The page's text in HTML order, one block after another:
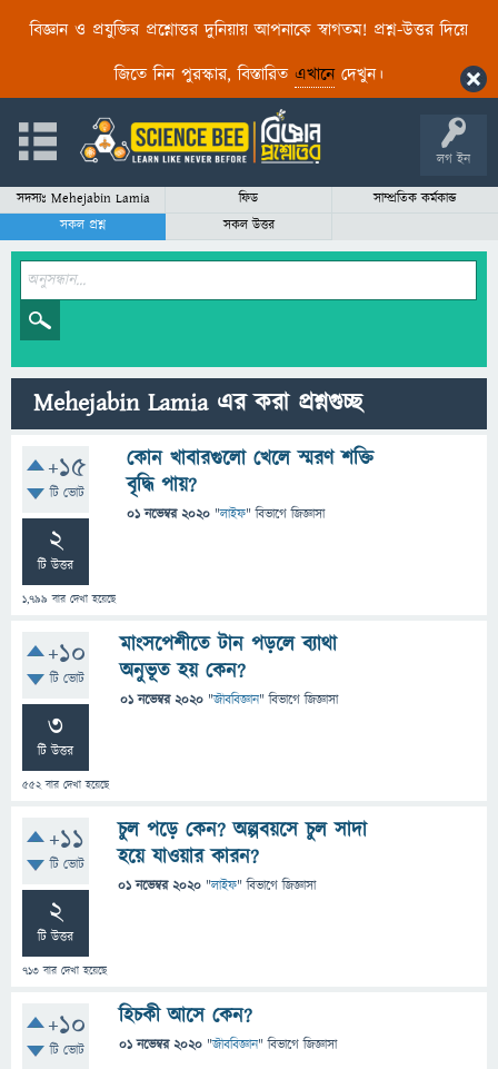
বিজ্ঞান ও প্রযুক্তির প্রশ্নোত্তর দুনিয়ায় আপনাকে স্বাগতম! প্রশ্ন-উত্তর দিয়ে
জিতে নিন পুরস্কার, বিস্তারিত এখানেদেখুন।
লগ ইন
সদস্যঃ Mehejabin Lamia ফিড
সাম্প্রতিক কর্মকান্ড
সকল প্রশ্ন
সকল উত্তর
Mehejabin Lamia এর করা প্রশ্নগুচ্ছ
+15
টি ভোট
2
টি উত্তর
1,799 বার দেখা হয়েছে
কোন খাবারগুলো খেলে স্মরণ শক্তি
বৃদ্ধি পায়?
01 নভেম্বর 2020 "লাইফ" বিভাগে জিজ্ঞাসা
+10
টি ভোট
3
টি উত্তর
552বার দেখা হয়েছে
মাংসপেশীতে টান পড়লে ব্যাথা
অনুভূত হয় কেন?
01 নভেম্বর 2020 "জীববিজ্ঞান" বিভাগে জিজ্ঞাসা
+11
টি ভোট
2
টি উত্তর
713 বার দেখা হয়েছে
চুল পড়ে কেন? অল্পবয়সে চুল সাদা
হয়ে যাওয়ার কারন?
01 নভেম্বর 2020 "লাইফ" বিভাগে জিজ্ঞাসা
+10
টি ভোট
হিচকী আসে কেন?
01 নভেম্বর 2020 "জীববিজ্ঞান" বিভাগে জিজ্ঞাসা